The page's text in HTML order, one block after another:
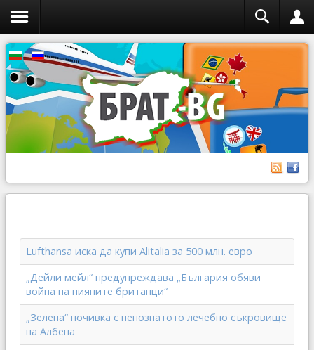
Lufthansa иска да купи Alitalia за 500 млн. евро
„Дейли мейл“ предупреждава „България обяви
война на пияните британци“
„Зелена“ почивка с непознатото лечебно съкровище
на Албена